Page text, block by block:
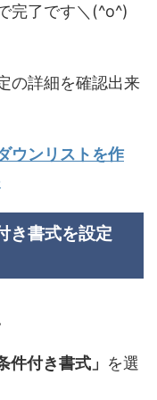
完了です＼(^o^)
の詳細を確認出来
ウンリストを作
き書式を設定
件付き書式」 を選